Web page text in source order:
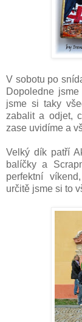
V sobotu po
Dopoledne
jsme si taky
zabalit a odjet,
zase uvidíme a
Velký dík patří
balíčky a
perfektní
určitě jsme si to